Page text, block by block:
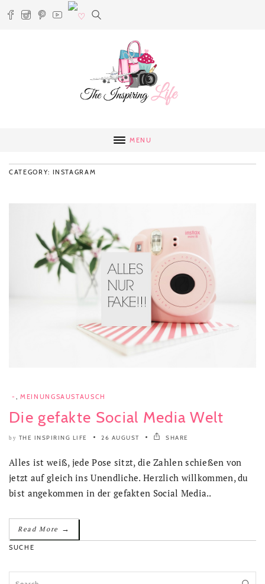
MENU
CATEGORY: INSTAGRAM
- , MEINUNGSAUSTAUSCH
Die gefakte Social Media Welt
by THE INSPIRING LIFE 26 AUGUST SHARE
Alles ist weiß, jede Pose sitzt, die Zahlen schießen von
jetzt auf gleich ins Unendliche. Herzlich willkommen, du
bist angekommen in der gefakten Social Media..
Read More →
SUCHE